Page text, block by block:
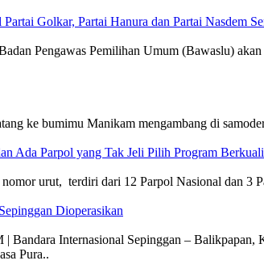
Golkar, Partai Hanura dan Partai Nasdem
Pengawas Pemilihan Umum (Bawaslu) akan
ke bumimu Manikam mengambang di
Ada Parpol yang Tak Jeli Pilih Program
nomor urut, terdiri dari 12 Parpol Nasional
Dioperasikan
Internasional Sepinggan – Balikpapan,
Pura..